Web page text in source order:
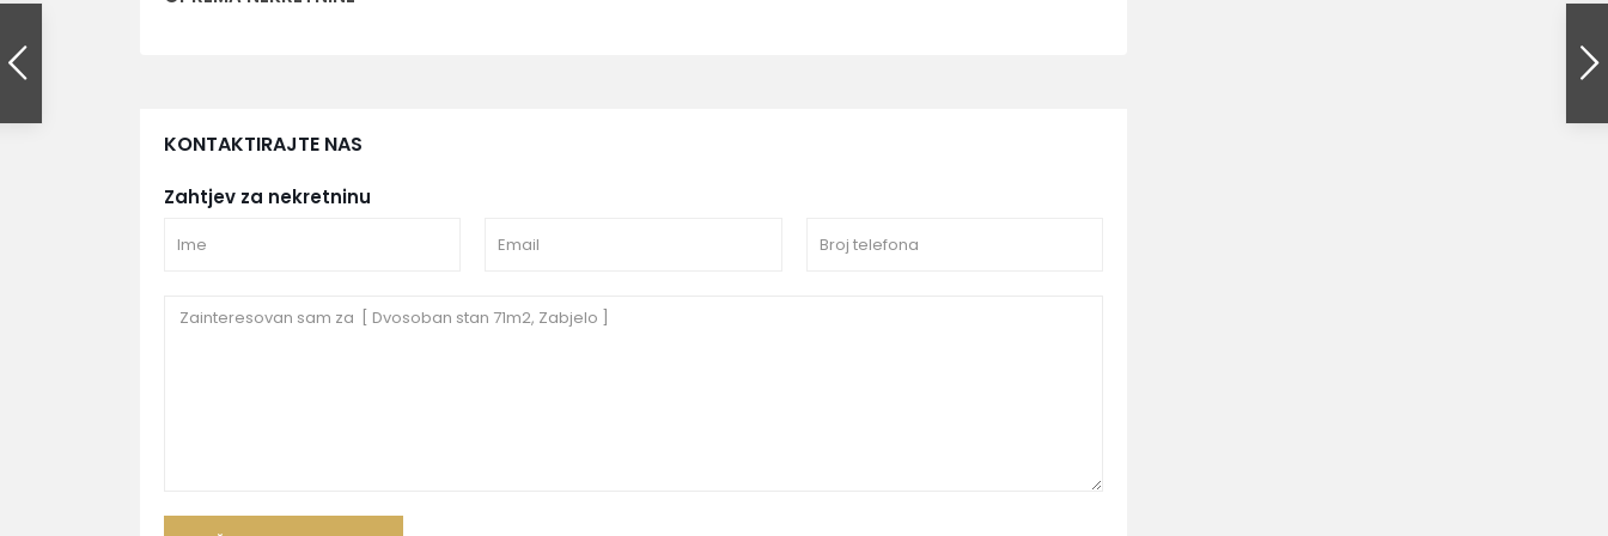
KONTAKTIRAJTE NAS
Zahtjev za nekretninu